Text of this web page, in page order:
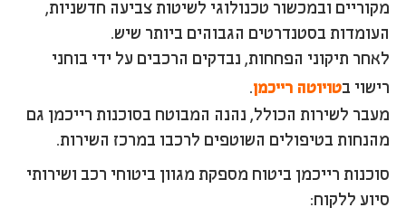
מקוריים ובמכשור טכנולוגי לשיטות צביעה חדשניות,
העומדות בסטנדרטים הגבוהים ביותר שיש.
לאחר תיקוני הפחחות, נבדקים הרכבים על ידי בוחני
רישוי בטויוטה רייכמן.
מעבר לשירות הכולל, נהנה המבוטח בסוכנות רייכמן גם
מהנחות בטיפולים השוטפים לרכבו במרכז השירות.
סוכנות רייכמן ביטוח מספקת מגוון ביטוחי רכב ושירותי
סיוע ללקוח: